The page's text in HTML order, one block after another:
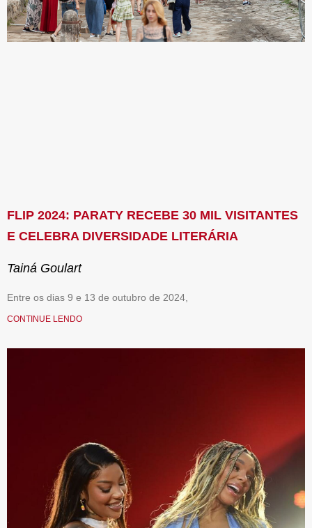
FLIP 2024: PARATY RECEBE 30 MIL VISITANTES
E CELEBRA DIVERSIDADE LITERÁRIA
Tainá Goulart
Entre os dias 9 e 13 de outubro de 2024,
CONTINUE LENDO